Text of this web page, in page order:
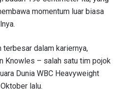
momentum luar biasa
terbesar dalam kariernya,
Knowles – salah satu tim pojok
Dunia WBC Heavyweight
lalu.